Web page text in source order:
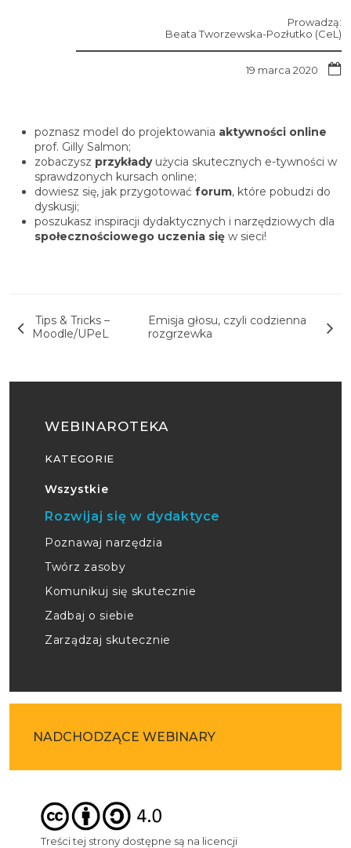
Prowadzą:
Beata Tworzewska-Pozłutko (CeL)
19 marca 2020
poznasz model do projektowania aktywności online
prof. Gilly Salmon;
zobaczysz przykładyużycia skutecznych e-tywności w
sprawdzonych kursach online;
dowiesz się, jak przygotować forum, które pobudzi do
dyskusji;
poszukasz inspiracji dydaktycznych i narzędziowych dla
społecznościowego uczenia się w sieci!
WEBINAROTEKA
KATEGORIE
Wszystkie
Rozwijaj się w dydaktyce
Poznawaj narzędzia
Twórz zasoby
Komunikuj się skutecznie
Zadbaj o siebie
Zarządzaj skutecznie
NADCHODZĄCE WEBINARY
Treści tej strony dostępne są na licencji
Tips & Tricks –
Moodle/UPeL
Emisja głosu, czyli codzienna
rozgrzewka